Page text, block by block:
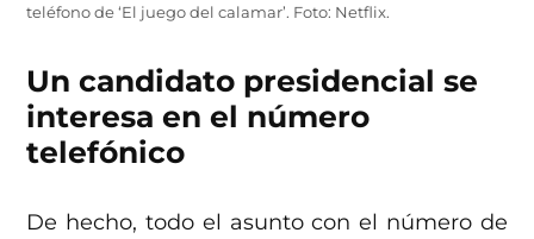
teléfono de ‘El juego del calamar’. Foto: Netflix.
Un candidato presidencial se
interesa en el número
telefónico
De hecho, todo el asunto con el número de